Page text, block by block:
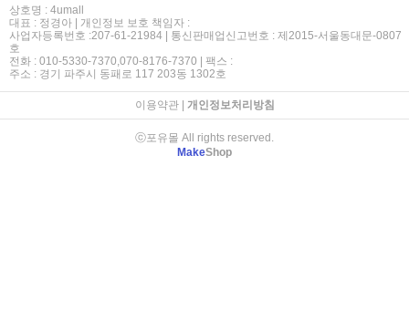
상호명 : 4umall
대표 : 정경아 | 개인정보 보호 책임자 :
사업자등록번호 :207-61-21984 | 통신판매업신고번호 : 제2015-서울동대문-0807
호
전화 : 010-5330-7370,070-8176-7370 | 팩스 :
주소 : 경기 파주시 동패로 117 203동 1302호
이용약관| 개인정보처리방침
ⓒ포유몰 All rights reserved.
MakeShop